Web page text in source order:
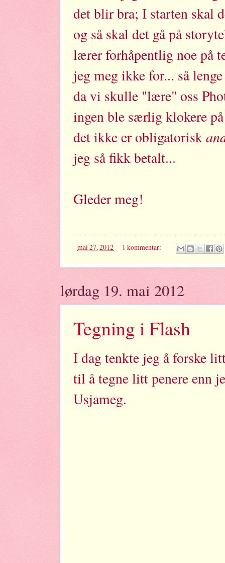
det blir bra; I starten skal
og så skal det gå på
lærer forhåpentlig noe på
jeg meg ikke for... så
da vi skulle "lære" oss
ingen ble særlig klokere
det ikke er obligatorisk
jeg så fikk betalt...
Gleder meg!
- mai 27, 2012 1 kommentar:
lørdag 19. mai 2012
Tegning i Flash
I dag tenkte jeg å forske
til å tegne litt penere enn
Usjameg.